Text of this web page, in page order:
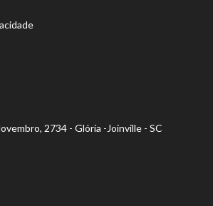
2734 - Glória -Joinville - SC